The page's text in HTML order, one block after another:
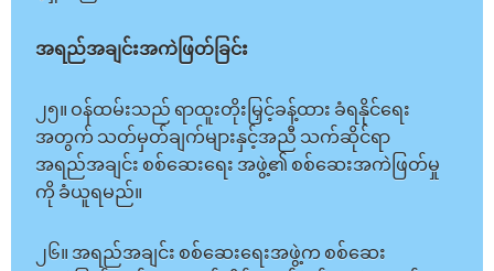
အရည်အချင်းအကဲဖြတ်ခြင်း
၂၅။ ဝန်ထမ်းသည် ရာထူးတိုးမြှင့်ခန့်ထား ခံရနိုင်ရေး
အတွက် သတ်မှတ်ချက်များနှင့်အညီ သက်ဆိုင်ရာ
အရည်အချင်း စစ်ဆေးရေး အဖွဲ့၏ စစ်ဆေးအကဲဖြတ်မှု
ကို ခံယူရမည်။
၂၆။ အရည်အချင်း စစ်ဆေးရေးအဖွဲ့က စစ်ဆေး